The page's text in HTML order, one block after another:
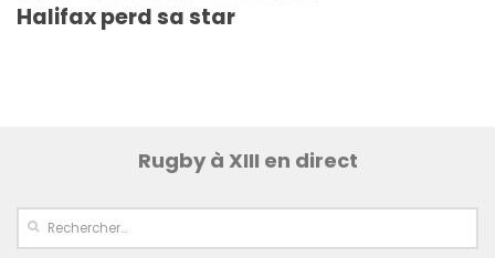
Halifax perd sa star
Rugby à XIII en direct